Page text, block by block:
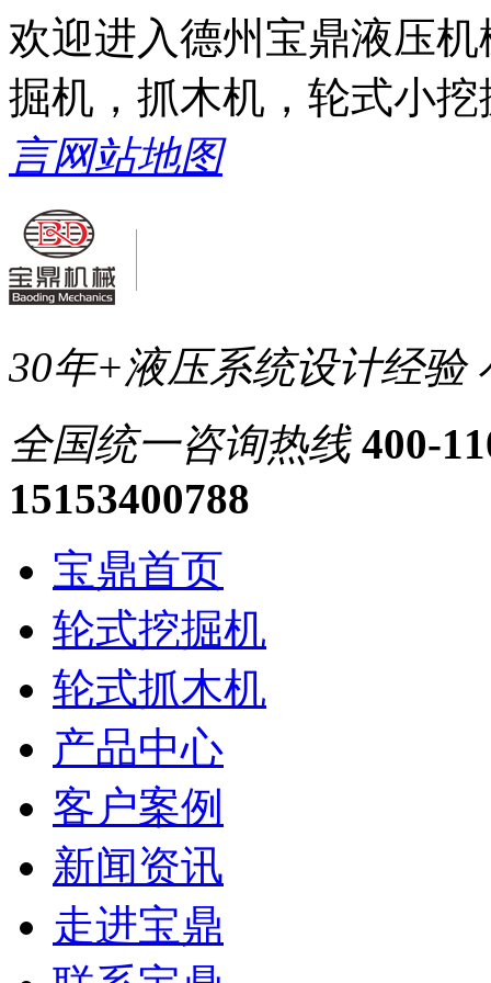
欢迎进入德州宝鼎液压
掘机，抓木机，轮式小
言网站地图
30年+液压系统设计经验
全国统一咨询热线 400-
15153400788
宝鼎首页
轮式挖掘机
轮式抓木机
产品中心
客户案例
新闻资讯
走进宝鼎